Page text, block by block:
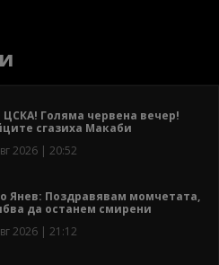
ЦСКА! Голяма червена вечер!
сгазиха Макаби
2026 | 20:52
Янев: Поздравявам момчетата,
да останем смирени
2026 | 21:12